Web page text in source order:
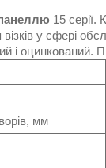
15 серії.
у сфері
і оцинкований.
мм